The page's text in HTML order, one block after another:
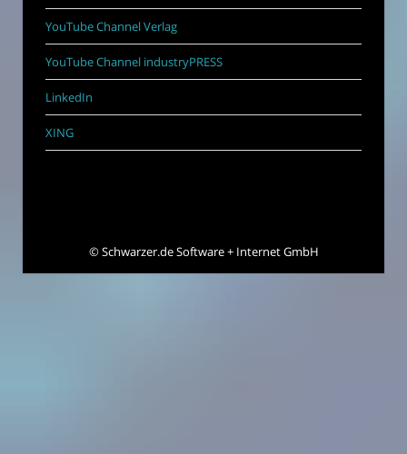
YouTube Channel Verlag
YouTube Channel industryPRESS
LinkedIn
XING
©Schwarzer.de Software + Internet GmbH